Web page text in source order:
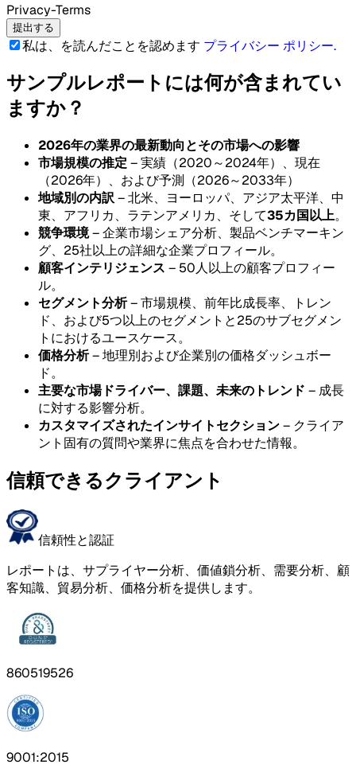
Privacy-Terms
提出する
私は、を読んだことを認めます プライバシー ポリシー.
サンプルレポートには何が含まれてい
ますか？
2026年の業界の最新動向とその市場への影響
市場規模の推定– 実績（2020～2024年）、現在
（2026年）、および予測（2026～2033年）
地域別の内訳– 北米、ヨーロッパ、アジア太平洋、中
東、アフリカ、ラテンアメリカ、そして35カ国以上。
競争環境– 企業市場シェア分析、製品ベンチマーキン
グ、25社以上の詳細な企業プロフィール。
顧客インテリジェンス – 50人以上の顧客プロフィー
ル。
セグメント分析– 市場規模、前年比成長率、トレン
ド、および5つ以上のセグメントと25のサブセグメン
トにおけるユースケース。
価格分析– 地理別および企業別の価格ダッシュボー
ド。
主要な市場ドライバー、課題、未来のトレンド – 成長
に対する影響分析。
カスタマイズされたインサイトセクション– クライア
ント固有の質問や業界に焦点を合わせた情報。
信頼できるクライアント
信頼性と認証
レポートは、サプライヤー分析、価値鎖分析、需要分析、顧
客知識、貿易分析、価格分析を提供します。
860519526
9001:2015